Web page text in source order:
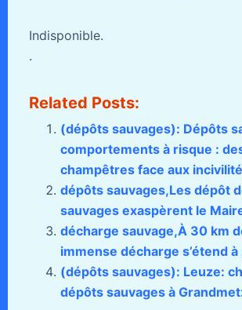
Indisponible.
.
Related Posts:
(dépôts sauvages): Dépôts
comportements à risque :
champêtres face aux
dépôts sauvages,Les dépôt
sauvages exaspèrent le
décharge sauvage,À 30 km
immense décharge s’étend
(dépôts sauvages): Leuze:
dépôts sauvages à